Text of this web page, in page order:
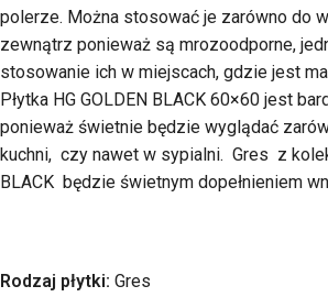
polerze. Można stosować je zarówno do
zewnątrz ponieważ są mrozoodporne,
stosowanie ich w miejscach, gdzie jest
Płytka HG GOLDEN BLACK 60×60 jest
ponieważ świetnie będzie wyglądać
kuchni, czy nawet w sypialni. Gres z
BLACK będzie świetnym dopełnieniem
Rodzaj płytki: Gres